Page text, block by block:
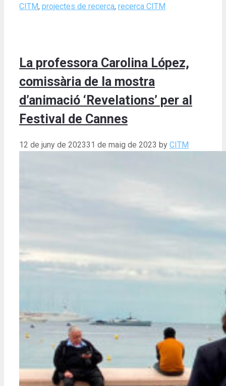
CITM, projectes de recerca, recerca CITM
La professora Carolina López,
comissària de la mostra
d’animació ‘Revelations’ per al
Festival de Cannes
12 de juny de 202331 de maig de 2023 by CITM